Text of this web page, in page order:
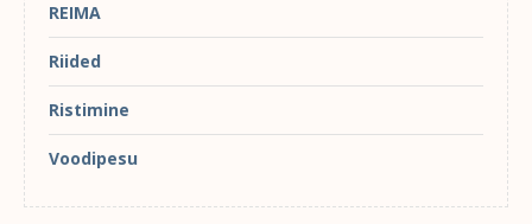
REIMA
Riided
Ristimine
Voodipesu